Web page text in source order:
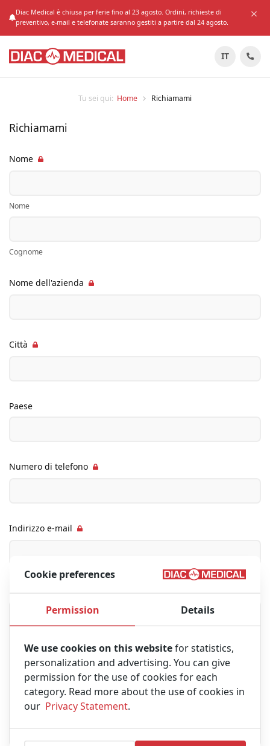
Diac Medical è chiusa per ferie fino al 23 agosto. Ordini, richieste di
preventivo, e-mail e telefonate saranno gestiti a partire dal 24 agosto.
IT
Tu sei qui: Home Richiamami
Richiamami
Nome
Nome
Cognome
Nome dell'azienda
Città
Paese
Numero di telefono
Indirizzo e-mail
Cookie preferences
Permission Details
We use cookies on this websitefor statistics,
personalization and advertising. You can give
permission for the use of cookies for each
category. Read more about the use of cookies in
our Privacy Statement.